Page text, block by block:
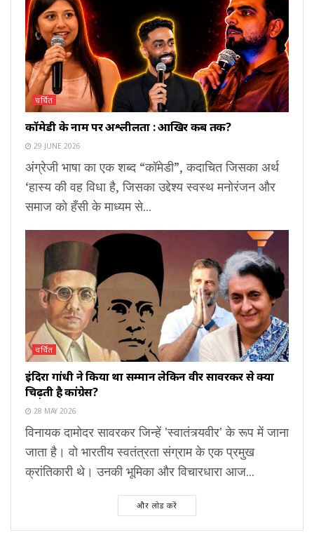
चर्चित
कॉमेडी के नाम पर अश्लीलता : आखिर कब तक?
29 JUNE 2026
अंग्रेजी भाषा का एक शब्द “कॉमेडी”, कदाचित जिसका अर्थ
‘हास्य की वह विधा है, जिसका उद्देश्य स्वस्थ मनोरंजन और
समाज को हँसी के माध्यम से...
चर्चित
इंदिरा गांधी ने किया था सम्मान लेकिन वीर सावरकर से क्यों
चिढ़ती है कांग्रेस?
28 MAY 2026
विनायक दामोदर सावरकर जिन्हें 'स्वातंत्र्यवीर' के रूप में जाना
जाता है। वो भारतीय स्वतंत्रता संग्राम के एक प्रमुख
क्रांतिकारी थे। उनकी भूमिका और विचारधारा आज...
और लोड करें